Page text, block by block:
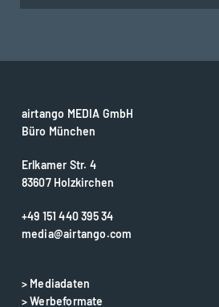
airtango MEDIA GmbH
Büro München
Erlkamer Str. 4
83607 Holzkirchen
+49 151 440 395 34
media@airtango.com
> Mediadaten
> Werbeformate